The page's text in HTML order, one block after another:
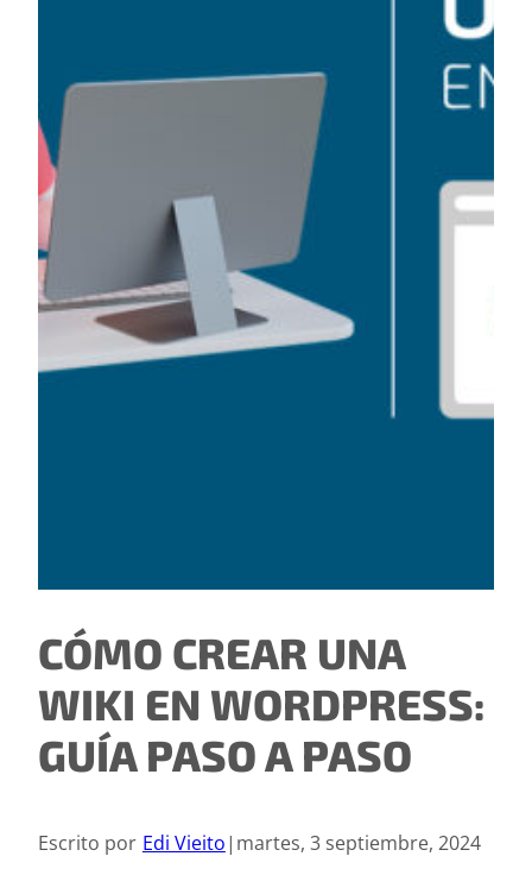
CÓMO CREAR UNA
WIKI EN WORDPRESS:
GUÍA PASO A PASO
Escrito por Edi Vieito| martes, 3 septiembre, 2024
suscripción.[+ info]
Información
adicional
Para más información, consulta nuestra
Política de Privacidad